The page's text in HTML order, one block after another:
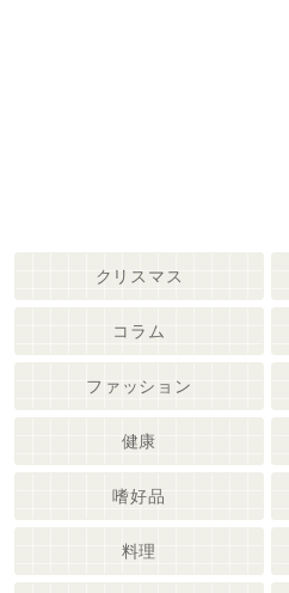
クリスマス
コラム
ファッション
健康
嗜好品
料理